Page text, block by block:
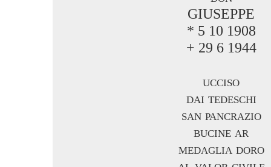
GIUSEPPE
* 5 10 1908
+ 29 6 1944
ucciso
dai tedeschi
san pancrazio
bucine ar
medaglia doro